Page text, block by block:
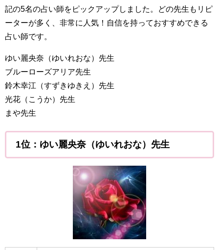
記の5名の占い師をピックアップしました。どの先生もリピ
ーターが多く、非常に人気！自信を持っておすすめできる
占い師です。
ゆい麗央奈（ゆいれおな）先生
ブルーローズアリア先生
鈴木幸江（すずきゆきえ）先生
光花（こうか）先生
まや先生
1位：ゆい麗央奈（ゆいれおな）先生